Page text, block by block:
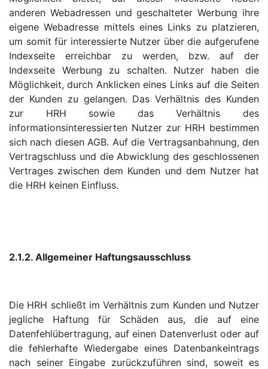
anderen Webadressen und geschalteter Werbung ihre
eigene Webadresse mittels eines Links zu platzieren,
um somit für interessierte Nutzer über die aufgerufene
Indexseite erreichbar zu werden, bzw. auf der
Indexseite Werbung zu schalten. Nutzer haben die
Möglichkeit, durch Anklicken eines Links auf die Seiten
der Kunden zu gelangen. Das Verhältnis des Kunden
zur HRH sowie das Verhältnis des
informationsinteressierten Nutzer zur HRH bestimmen
sich nach diesen AGB. Auf die Vertragsanbahnung, den
Vertragschluss und die Abwicklung des geschlossenen
Vertrages zwischen dem Kunden und dem Nutzer hat
die HRH keinen Einfluss.
2.1.2. Allgemeiner Haftungsausschluss
Die HRH schließt im Verhältnis zum Kunden und Nutzer
jegliche Haftung für Schäden aus, die auf eine
Datenfehlübertragung, auf einen Datenverlust oder auf
die fehlerhafte Wiedergabe eines Datenbankeintrags
nach seiner Eingabe zurückzuführen sind, soweit es